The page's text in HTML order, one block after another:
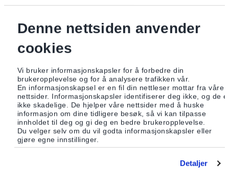
Denne nettsiden anvender
cookies
Vi bruker informasjonskapsler for å forbedre din
brukeropplevelse og for å analysere trafikken vår.
En informasjonskapsel er en fil din nettleser mottar fra våre
nettsider. Informasjonskapsler identifiserer deg ikke, og de
ikke skadelige. De hjelper våre nettsider med å huske
informasjon om dine tidligere besøk, så vi kan tilpasse
innholdet til deg og gi deg en bedre brukeropplevelse.
Du velger selv om du vil godta informasjonskapsler eller
gjøre egne innstillinger.
Detaljer
viser oss detaljer i – og sammenhenger mellom – de ulike
skulpturene. Livets mange polariteter fremvises her med dyp
psykologisk og eksistensiell innsikt. Det å vandre i parken kan
gi en økt bevissthet om livets mange utfordringer. Boka
alle lesere vil samstemme i det esoteriske perspektivet er
denne boka en god hjelp til det vi alle trenger, nemlig
inspirasjon til å se og til å fordype oss i det vi ser.
Boka har engelsk tekst som går parallelt med den norske og
mange flotte fotografier tatt av Gottfried Fjeldså.